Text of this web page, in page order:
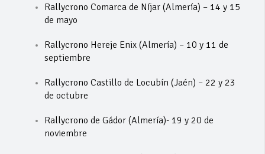
Rallycrono Comarca de Níjar (Almería) – 14 y 15
de mayo
Rallycrono Hereje Enix (Almería) – 10 y 11 de
septiembre
Rallycrono Castillo de Locubín (Jaén) – 22 y 23
de octubre
Rallycrono de Gádor (Almería)- 19 y 20 de
noviembre